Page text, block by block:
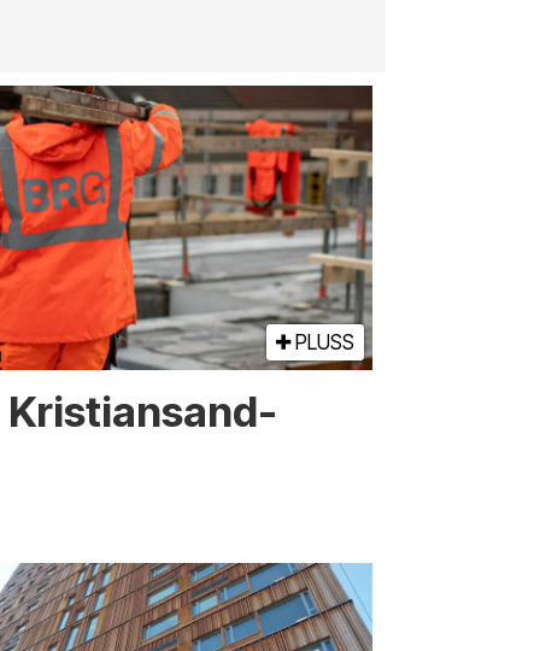
PLUSS